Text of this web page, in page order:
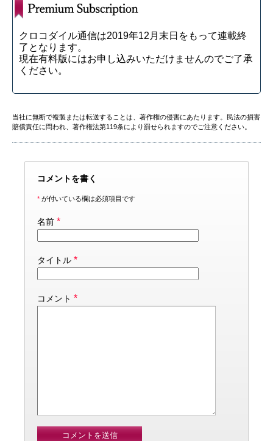
クロコダイル通信は2019年12月末日をもって連載終
了となります。
現在有料版にはお申し込みいただけませんのでご了承
ください。
当社に無断で複製または転送することは、著作権の侵害にあたります。民法の損害
賠償責任に問われ、著作権法第119条により罰せられますのでご注意ください。
コメントを書く
* が付いている欄は必須項目です
名前 *
タイトル *
コメント *